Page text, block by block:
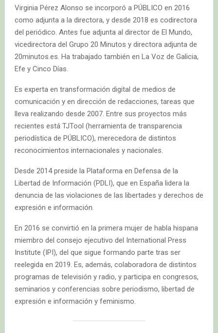
Virginia Pérez Alonso se incorporó a PÚBLICO en 2016
como adjunta a la directora, y desde 2018 es codirectora
del periódico. Antes fue adjunta al director de El Mundo,
vicedirectora del Grupo 20 Minutos y directora adjunta de
20minutos.es. Ha trabajado también en La Voz de Galicia,
Efe y Cinco Días.
Es experta en transformación digital de medios de
comunicación y en dirección de redacciones, tareas que
lleva realizando desde 2007. Entre sus proyectos más
recientes está TJTool (herramienta de transparencia
periodística de PÚBLICO), merecedora de distintos
reconocimientos internacionales y nacionales.
Desde 2014 preside la Plataforma en Defensa de la
Libertad de Información (PDLI), que en España lidera la
denuncia de las violaciones de las libertades y derechos de
expresión e información.
En 2016 se convirtió en la primera mujer de habla hispana
miembro del consejo ejecutivo del International Press
Institute (IPI), del que sigue formando parte tras ser
reelegida en 2019. Es, además, colaboradora de distintos
programas de televisión y radio, y participa en congresos,
seminarios y conferencias sobre periodismo, libertad de
expresión e información y feminismo.